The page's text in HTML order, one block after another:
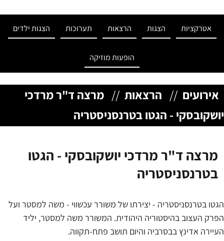
אטרקציות הצגות הרצאות תערוכות הצגות ילדים
הופעות מוזיקה
אירועים // הרצאות // מרצה ד"ר מרדכי
יושקובסקי - הגטו בטרנסניסטריה
מרצה ד"ר מרדכי יושקובסקי - הגטו
בטרנסניסטריה
הגטו בטרנסניסטריה - יצירתו של משורר עכשווי - משה למסטר ועל
הפרק העצוב בהיסטוריה היהודית. המשורר משה למסטר, יליד
העיירה אדינץ בבסרביה והיום תושב פתח-תקווה.